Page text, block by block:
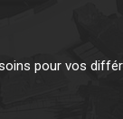
pour vos